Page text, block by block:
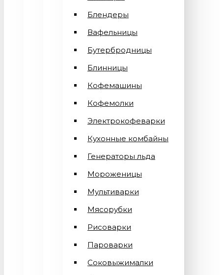
Блендеры
Вафельницы
Бутербродницы
Блинницы
Кофемашины
Кофемолки
Электрокофеварки
Кухонные комбайны
Генераторы льда
Мороженицы
Мультиварки
Мясорубки
Рисоварки
Пароварки
Соковыжималки